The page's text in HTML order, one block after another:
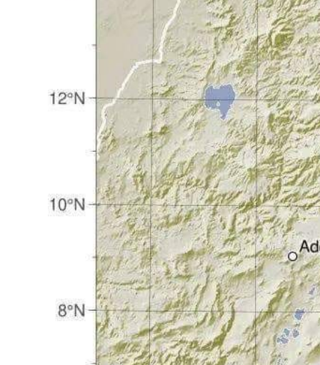
የኢትዮጵያ ኢኮኖሚ ከቡና ባሻገር
August 5, 2026
2ኛው የአዲስ ሚዲያ ኔትዎርክ አመራሮች
ሠራተኞች ስፖርት ፌስቲቫል በቴሌቪዥን
አሸናፊነት ተጠናቀቀ
August 1, 2026